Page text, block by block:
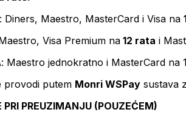
: Diners, Maestro, MasterCard i Visa na
Visa Premium na 12 rata i
: Maestro jednokratno i MasterCard na
provodi putem Monri WSPay sustava
PREUZIMANJU (POUZEĆEM)